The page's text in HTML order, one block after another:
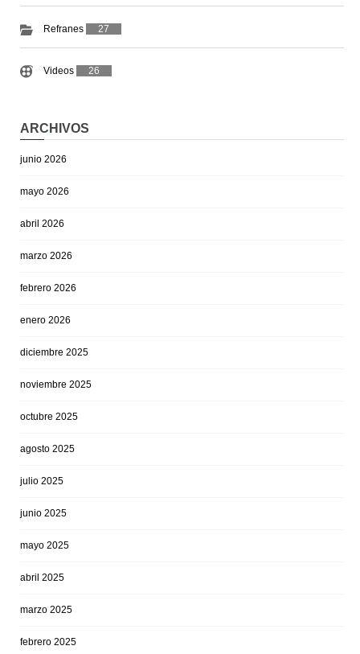
Refranes 27
Videos 26
ARCHIVOS
junio 2026
mayo 2026
abril 2026
marzo 2026
febrero 2026
enero 2026
diciembre 2025
noviembre 2025
octubre 2025
agosto 2025
julio 2025
junio 2025
mayo 2025
abril 2025
marzo 2025
febrero 2025